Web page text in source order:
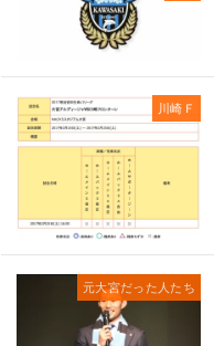
川崎Ｆ
元大宮だった人たち